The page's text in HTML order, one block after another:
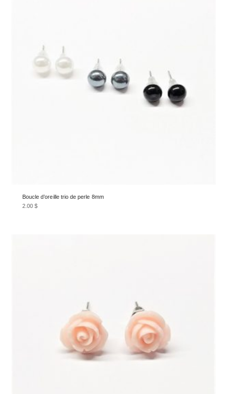
Boucle d’oreille trio de perle 8mm
2.00$